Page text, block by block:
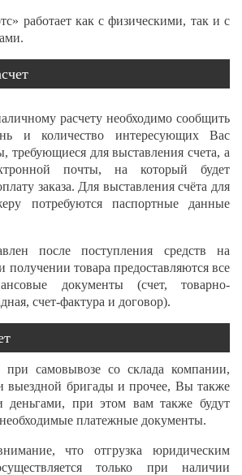
работает как с физическими, так и с
расчету необходимо сообщить
и количество интересующих Вас
требующиеся для выставления счета, а
почты, на который будет
заказа. Для выставления счёта для
потребуются паспортные данные
после поступления средств на
получении товара предоставляются все
документы (счет, товарно-
счет-фактура и договор).
при самовывозе со склада компании,
выездной бригады и прочее, Вы также
деньгами, при этом вам также будут
платежные документы.
что отгрузка юридическим
только при наличии